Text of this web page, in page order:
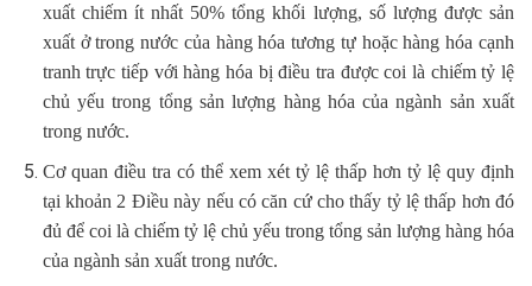
xuất chiếm ít nhất 50% tổng khối lượng, số lượng được sản
xuất ở trong nước của hàng hóa tương tự hoặc hàng hóa cạnh
tranh trực tiếp với hàng hóa bị điều tra được coi là chiếm tỷ lệ
chủ yếu trong tổng sản lượng hàng hóa của ngành sản xuất
trong nước.
Cơ quan điều tra có thể xem xét tỷ lệ thấp hơn tỷ lệ quy định
tại khoản 2 Điều này nếu có căn cứ cho thấy tỷ lệ thấp hơn đó
đủ để coi là chiếm tỷ lệ chủ yếu trong tổng sản lượng hàng hóa
của ngành sản xuất trong nước.